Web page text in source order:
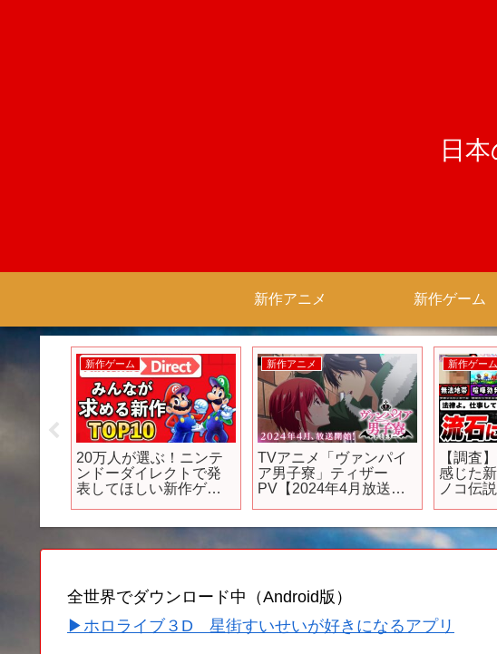
日
新作アニメ 新作ゲーム
ターウ
新作ゲーム
20万人が選ぶ！ニンテ
ンドーダイレクトで発
表してほしい新作ゲー
新作アニメ
TVアニメ「ヴァンパイ
ア男子寮」ティザー
PV【2024年4月放送開
新作ゲーム
【調査
感じた
ノコ伝
ゲー】
ム】
全世界でダウンロード中（Android版）
▶ホロライブ３D 星街すいせいが好きになるアプリ